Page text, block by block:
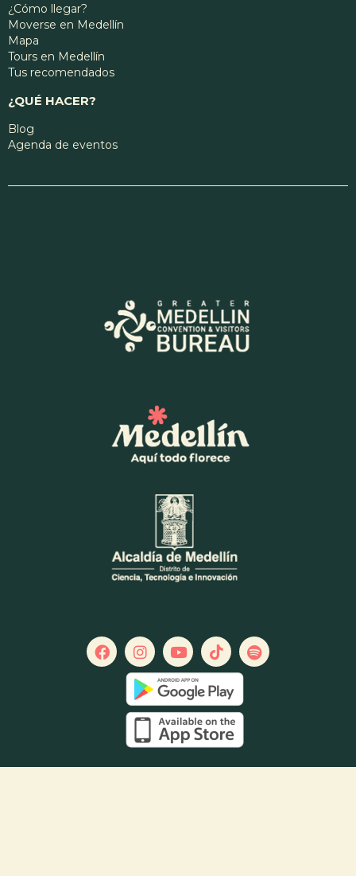
¿Cómo llegar?
Moverse en Medellín
Mapa
Tours en Medellín
Tus recomendados
¿QUÉ HACER?
Blog
Agenda de eventos